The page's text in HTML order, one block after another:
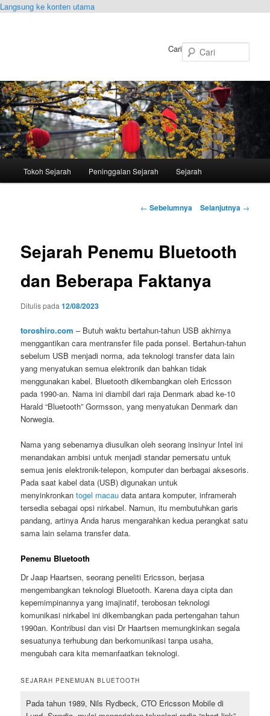
Langsung ke konten utama
Cari
Tokoh Sejarah Peninggalan Sejarah Sejarah
Navigasi
← Sebelumnya Selanjutnya →
Sejarah Penemu Bluetooth
dan Beberapa Faktanya
Ditulis pada12/08/2023
toroshiro.com – Butuh waktu bertahun-tahun USB akhirnya
menggantikan cara mentransfer file pada ponsel. Bertahun-tahun
sebelum USB menjadi norma, ada teknologi transfer data lain
yang menyatukan semua elektronik dan bahkan tidak
menggunakan kabel. Bluetooth dikembangkan oleh Ericsson
pada 1990-an. Nama ini diambil dari raja Denmark abad ke-10
Harald “Bluetooth” Gormsson, yang menyatukan Denmark dan
Norwegia.
Nama yang sebenarnya diusulkan oleh seorang insinyur Intel ini
menandakan ambisi untuk menjadi standar pemersatu untuk
semua jenis elektronik-telepon, komputer dan berbagai aksesoris.
Pada saat kabel data (USB) digunakan untuk
menyinkronkantogel macau data antara komputer, inframerah
tersedia sebagai opsi nirkabel. Namun, itu membutuhkan garis
pandang, artinya Anda harus mengarahkan kedua perangkat satu
sama lain selama transfer data.
Penemu Bluetooth
Dr Jaap Haartsen, seorang peneliti Ericsson, berjasa
mengembangkan teknologi Bluetooth. Karena daya cipta dan
kepemimpinannya yang imajinatif, terobosan teknologi
komunikasi nirkabel ini dikembangkan pada pertengahan tahun
1990an. Kontribusi dan visi Dr Haartsen memungkinkan segala
sesuatunya terhubung dan berkomunikasi tanpa usaha,
mengubah cara kita memanfaatkan teknologi.
SEJARAH PENEMUAN BLUETOOTH
Pada tahun 1989, Nils Rydbeck, CTO Ericsson Mobile di